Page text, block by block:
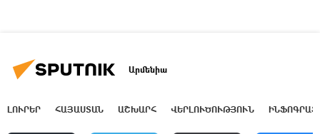
Արմենիա
ԼՈՒՐԵՐ ՀԱՅԱՍՏԱՆ ԱՇԽԱՐՀ ՎԵՐԼՈՒԾՈՒԹՅՈՒՆ